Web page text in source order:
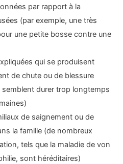
par rapport à la
(par exemple, une très
une petite bosse contre une
qui se produisent
de chute ou de blessure
durer trop longtemps
de saignement ou de
la famille (de nombreux
tels que la maladie de von
sont héréditaires)